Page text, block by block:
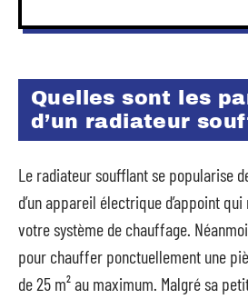
Quelles sont les
d’un radiateur
Le radiateur soufflant se popularise
d’un appareil électrique d’appoint
votre système de chauffage.
pour chauffer ponctuellement une
de 25 m² au maximum. Malgré sa